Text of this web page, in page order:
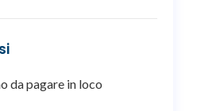
da pagare in loco